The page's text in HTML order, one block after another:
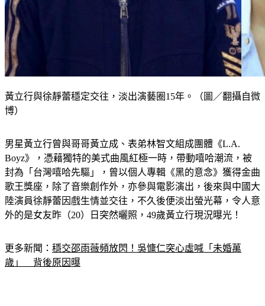
黃立行與徐靜蕾穩定交往，淡出演藝圈15年。（圖／翻攝自微
博）
男星黃立行曾與哥哥黃立成、表弟林智文組成團體《L.A.
Boyz》，憑藉獨特的美式曲風紅極一時，帶動嘻哈潮流，被
封為「台灣嘻哈先驅」，曾以個人專輯《黑的意念》獲得金曲
歌王獎座，除了音樂創作外，亦參與電影演出，後來與中國大
陸演員徐靜蕾因戲生情並交往，不久後便淡出螢光幕，令人意
外的是女友昨（20）日突然曬照，49歲黃立行現況曝光！
更多新聞： 穩交邵雨薇頻放閃！吳慷仁突心虛喊「未婚萬
歲」　背後原因曝